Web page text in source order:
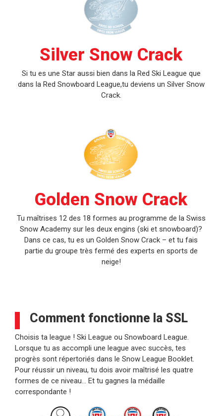
Silver Snow Crack
Si tu es une Star aussi bien dans la Red Ski League que
dans la Red Snowboard League,tu deviens un Silver Snow
Crack.
Golden Snow Crack
Tu maîtrises 12 des 18 formes au programme de la Swiss
Snow Academy sur les deux engins (ski et snowboard)?
Dans ce cas, tu es un Golden Snow Crack – et tu fais
partie du groupe très fermé des experts en sports de
neige!
Comment fonctionne la SSL
Choisis ta league ! Ski League ou Snowboard League.
Lorsque tu as accompli une league avec succès, tes
progrès sont répertoriés dans le Snow League Booklet.
Pour réussir un niveau, tu dois avoir maîtrisé les quatre
formes de ce niveau… Et tu gagnes la médaille
correspondante !